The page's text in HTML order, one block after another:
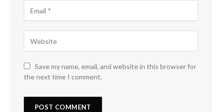
Save my name, email, and website in this browser for
the next time I comment.